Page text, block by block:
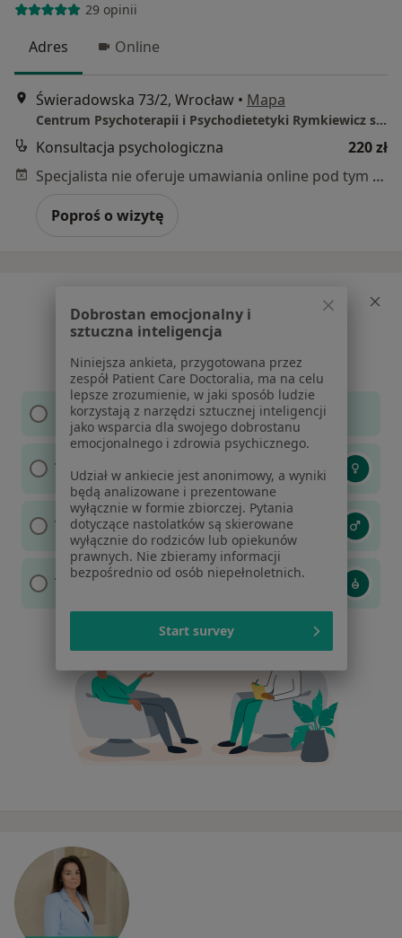
29 opinii
Adres Online
Świeradowska 73/2, Wrocław • Mapa
Centrum Psychoterapii i Psychodietetyki Rymkiewicz system
Konsultacja psychologiczna
220 zł
Specjalista nie oferuje umawiania online pod tym adresem.
Poproś o wizytę
Czy chcesz, aby specjalista
był określonej płci?
Nie mam preferencji
Tak, kobieta
Tak, mężczyzna
Tak, osoba niebinarna
Dobrostan emocjonalny i
sztuczna inteligencja
Niniejsza ankieta, przygotowana przez
zespół Patient Care Doctoralia, ma na celu
lepsze zrozumienie, w jaki sposób ludzie
korzystają z narzędzi sztucznej inteligencji
jako wsparcia dla swojego dobrostanu
emocjonalnego i zdrowia psychicznego.
Udział w ankiecie jest anonimowy, a wyniki
będą analizowane i prezentowane
wyłącznie w formie zbiorczej. Pytania
dotyczące nastolatków są skierowane
wyłącznie do rodziców lub opiekunów
prawnych. Nie zbieramy informacji
bezpośrednio od osób niepełnoletnich.
Start survey